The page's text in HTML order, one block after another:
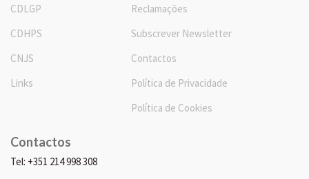
CDLGP
CDHPS
CNJS
Links
Reclamações
Subscrever Newsletter
Contactos
Política de Privacidade
Política de Cookies
Contactos
Tel: +351 214 998 308